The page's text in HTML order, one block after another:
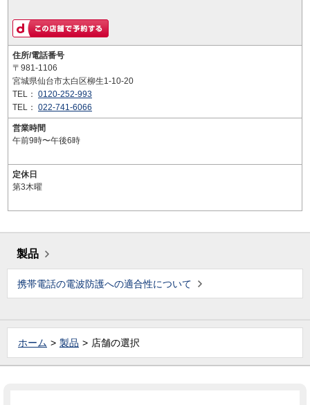
住所/電話番号
〒981-1106
宮城県仙台市太白区柳生1-10-20
TEL： 0120-252-993
TEL： 022-741-6066
営業時間
午前9時〜午後6時
定休日
第3木曜
製品
携帯電話の電波防護への適合性について
ホーム 製品 店舗の選択